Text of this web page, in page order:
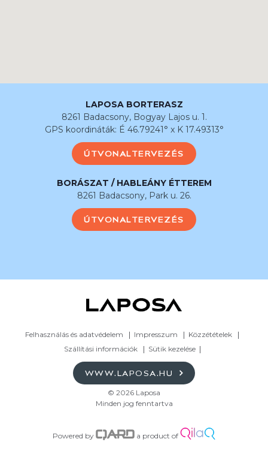
LAPOSA BORTERASZ
8261 Badacsony, Bogyay Lajos u. 1.
GPS koordináták: É 46.79241° x K 17.49313°
ÚTVONALTERVEZÉS
BORÁSZAT / HABLEÁNY ÉTTEREM
8261 Badacsony, Park u. 26.
ÚTVONALTERVEZÉS
Felhasználás és adatvédelem Impresszum
Közzétételek
Szállítási információk
Sütik kezelése
WWW.LAPOSA.HU
© 2026 Laposa
Minden jog fenntartva
Powered by a product of